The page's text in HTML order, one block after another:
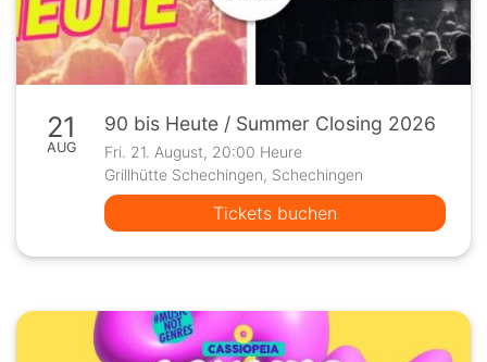
21
AUG
90 bis Heute / Summer Closing 2026
Fri. 21. August, 20:00 Heure
Grillhütte Schechingen, Schechingen
Tickets buchen